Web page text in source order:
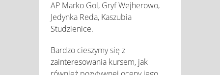
AP Marko Gol, Gryf Wejherowo,
Jedynka Reda, Kaszubia
Studzienice.
Bardzo cieszymy się z
zainteresowania kursem, jak